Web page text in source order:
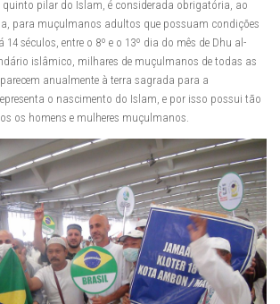
quinto pilar do Islam, é considerada obrigatória, ao
para muçulmanos adultos que possuam condições
séculos, entre o 8º e o 13º dia do mês de Dhu al-
islâmico, milhares de muçulmanos de todas as
anualmente à terra sagrada para a
o nascimento do Islam, e por isso possui tão
os homens e mulheres muçulmanos.